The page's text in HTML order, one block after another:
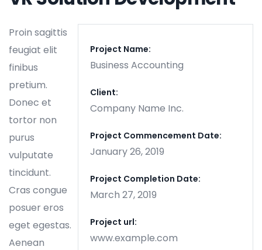
Project Name:
Business Accounting
Client:
Company Name Inc.
Project Commencement Date:
January 26, 2019
Project Completion Date:
March 27, 2019
Project url:
www.example.com
Proin sagittis
feugiat elit
finibus
pretium.
Donec et
tortor non
purus
vulputate
tincidunt.
Cras congue
posuer eros
eget egestas.
Aenean